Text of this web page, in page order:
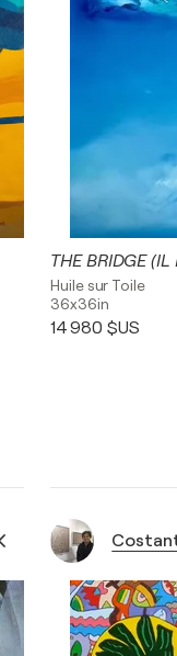
THE BRIDGE (IL
Huile sur Toile
36x36in
14 980 $US